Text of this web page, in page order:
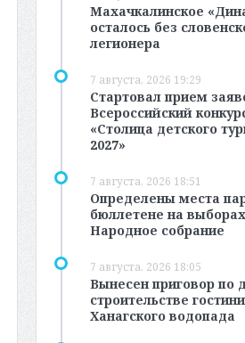
Махачкалинское
осталось без
легионера
7 августа, 2026 19:29
Стартовал прием
Всероссийский
«Столица детского
2027»
7 августа, 2026 18:51
Определены места
бюллетене на
Народное собрание
7 августа, 2026 18:05
Вынесен приговор по
строительстве
Ханагского водопада